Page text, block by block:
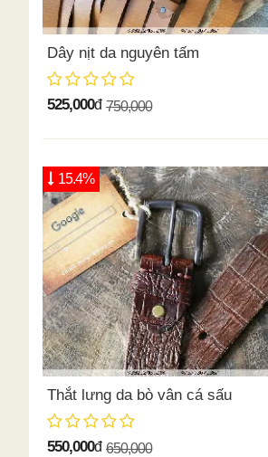
Dây nịt da nguyên tấm
525,000đ 750,000
Thắt lưng da bò vân cá sấu
550,000đ 650,000
15.4%